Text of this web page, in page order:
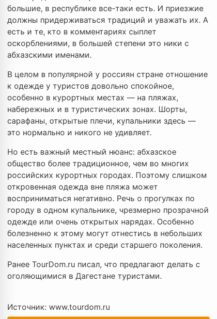
большие, в республике все-таки есть. И приезжие
должны придерживаться традиций и уважать их. А
есть и те, кто в комментариях сыплет
оскорблениями, в большей степени это ники с
абхазскими именами.
В целом в популярной у россиян стране отношение
к одежде у туристов довольно спокойное,
особенно в курортных местах — на пляжах,
набережных и в туристических зонах. Шорты,
сарафаны, открытые плечи, купальники здесь —
это нормально и никого не удивляет.
Но есть важный местный нюанс: абхазское
общество более традиционное, чем во многих
российских курортных городах. Поэтому слишком
откровенная одежда вне пляжа может
восприниматься негативно. Речь о прогулках по
городу в одном купальнике, чрезмерно прозрачной
одежде или очень открытых нарядах. Особенно
болезненно к этому могут отнестись в небольших
населенных пунктах и среди старшего поколения.
Ранее TourDom.ru писал, что предлагают делать с
оголяющимися в Дагестане туристами.
Источник: www.tourdom.ru